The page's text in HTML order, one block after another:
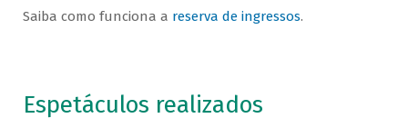
Saiba como funciona a reserva de ingressos.
Espetáculos realizados